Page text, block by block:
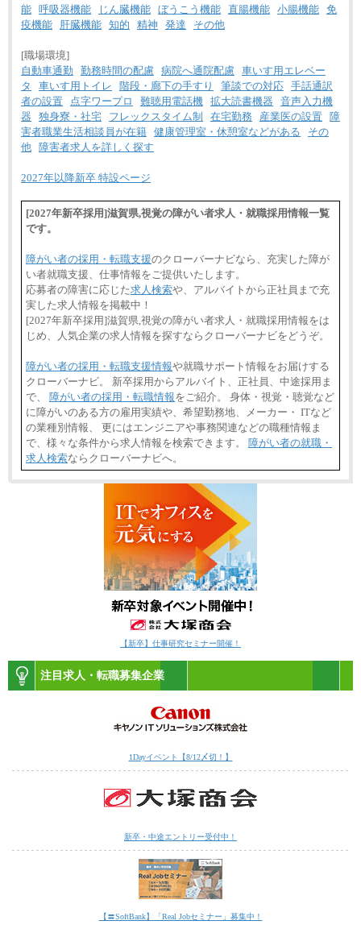
有期契約職 月給185,000～195,000円
※詳細はJTBキャリアサイトよりご確認ください。
中途：
①月給227,000円以上
②月給212,000円以上
③月給172,500円以上
④月給23万円～37万円
⑤月給20万円～25万円
⑥月給33万円～48万円
⑦月給271,000円以上
⑯月給185,000円以上
⑰月給237,000円以上
⑱月給212,000円以上
⑲東京：月給202,000 円以上 、京都：月給193,000 円
以上
㉒月給185,000 円以上
㉓月給224,500円以上
※全コース共通※ 能力・経験・勤務地などにより
異なります
※試用期間中も給与に変更はございません。
能 呼吸器機能 じん臓機能 ぼうこう機能 直腸機能 小腸機能 免
疫機能
肝臓機能 知的 精神 発達 その他
[職場環境]
自動車通勤
勤務時間の配慮 病院へ通院配慮 車いす用エレベー
タ
車いす用トイレ 階段・廊下の手すり 筆談での対応 手話通訳
者の設置
点字ワープロ 難聴用電話機 拡大読書機器
音声入力機
器
独身寮・社宅 フレックスタイム制 在宅勤務 産業医の設置
障
害者職業生活相談員が在籍 健康管理室・休憩室などがある
その
他
障害者求人を詳しく探す
2027年以降新卒 特設ページ
[2027年新卒採用]滋賀県,視覚の障がい者求人・就職採用情報一覧
です。
障がい者の採用・転職支援のクローバーナビなら、充実した障が
い者就職支援、仕事情報をご提供いたします。
応募者の障害に応じた求人検索や、アルバイトから正社員まで充
実した求人情報を掲載中！
[2027年新卒採用]滋賀県,視覚の障がい者求人・就職採用情報をは
じめ、人気企業の求人情報を探すならクローバーナビをどうぞ。
障がい者の採用・転職支援情報や就職サポート情報をお届けする
クローバーナビ。 新卒採用からアルバイト、正社員、中途採用ま
で、 障がい者の採用・転職情報をご紹介。 身体・視覚・聴覚など
に障がいのある方の雇用実績や、希望勤務地、メーカー・ ITなど
の業種別情報、 更にはエンジニアや事務関連などの職種情報ま
で、様々な条件から求人情報を検索できます。 障がい者の就職・
求人検索ならクローバーナビへ。
【新卒】仕事研究セミナー開催！
注目求人・転職募集企業
1Dayイベント【8/12〆切！】
新卒・中途エントリー受付中！
【〓SoftBank】「Real Jobセミナー」募集中！